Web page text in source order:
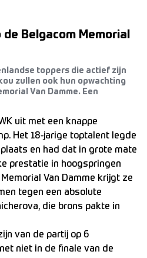
Belgacom Memorial
toppers die actief zijn
zullen ook hun opwachting
Van Damme. Een
uit met een knappe
Het 18-jarige toptalent legde
en had dat in grote mate
prestatie in hoogspringen
Van Damme krijgt ze
tegen een absolute
die brons pakte in
van de partij op 6
niet in de finale van de